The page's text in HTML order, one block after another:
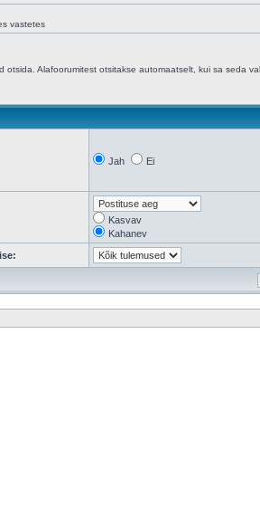
vastetes
otsida. Alafoorumitest otsitakse automaatselt, kui sa seda
Jah Ei
Kasvav
Kahanev